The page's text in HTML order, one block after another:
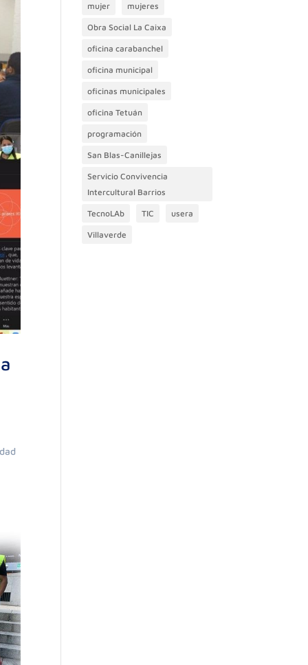
mujer mujeres
Obra Social La Caixa
oficina carabanchel
oficina municipal
oficinas municipales
oficina Tetuán
programación
San Blas-Canillejas
Servicio Convivencia
Intercultural Barrios
TecnoLAb TIC usera
Villaverde